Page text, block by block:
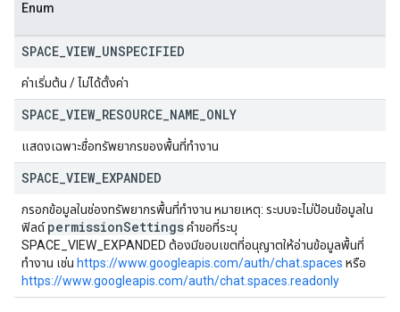
Enum
SPACE VIEW_ UNSPECIFIED
ค่าเริ่มต้น / ไม่ได้ตั้งค่า
SPACE VIEW_ RESOURCE NAME ONLY
แสดงเฉพาะชื่อทรัพยากรของพื้นที่ทำงาน
SPACE VIEW_ EXPANDED
กรอกข้อมูลในช่องทรัพยากรพื้นที่ทำงาน หมายเหตุ: ระบบจะไม่ป้อนข้อมูลใน
ฟิลด์permissionSettingsคำขอที่ระบุ
SPACE_VIEW_EXPANDED ต้องมีขอบเขตที่อนุญาตให้อ่านข้อมูลพื้นที่
ทำงาน เช่น https://www.googleapis.com/auth/chat.spaces หรือ
https://www.googleapis.com/auth/chat.spaces.readonly